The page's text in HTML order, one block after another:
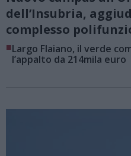
dell’Insubria,
complesso
■Largo Flaiano, il verde
l’appalto da 214mila euro